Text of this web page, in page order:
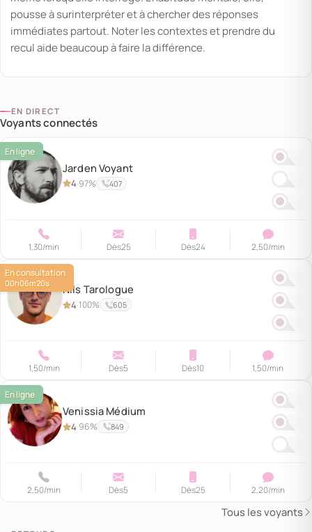
pousse à surinterpréter et à chercher des réponses
immédiates partout. Noter les contextes et prendre du
recul aide beaucoup à faire la différence.
EN DIRECT
Voyants connectés
Jarden Voyant
4·97% 407
1,30/min Dès25 Dès24 2,50/min
00h06m21s Nils Tarologue
4·100% 605
1,50/min Dès5 Dès10 1,50/min
Venissia Médium
4·96% 849
2,50/min Dès5 Dès25 2,20/min
Tous les voyants